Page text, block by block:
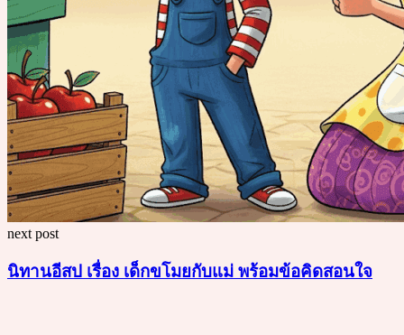
next post
นิทานอีสป เรื่อง เด็กขโมยกับแม่ พร้อมข้อคิดสอนใจ